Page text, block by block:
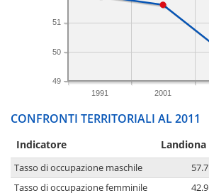
1991 2001
49
50
51
CONFRONTI TERRITORIALI AL 2011
Indicatore Landiona
Tasso di occupazione maschile 57.7
Tasso di occupazione femminile
42.9